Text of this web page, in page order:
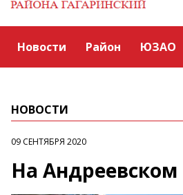
Новости Район ЮЗАО
НОВОСТИ
09 СЕНТЯБРЯ 2020
На